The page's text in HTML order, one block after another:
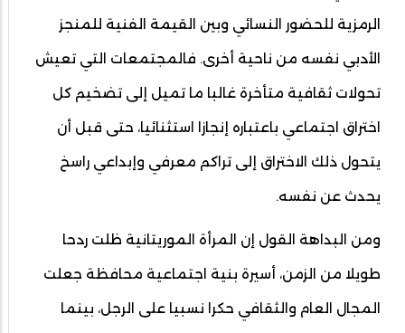
الرمزية للحضور النسائي وبين القيمة الفنية للمنجز
الأدبي نفسه من ناحية أخرى. فالمجتمعات التي تعيش
تحولات ثقافية متأخرة غالبا ما تميل إلى تضخيم كل
اختراق اجتماعي باعتباره إنجازا استثنائيا، حتى قبل أن
يتحول ذلك الاختراق إلى تراكم معرفي وإبداعي راسخ
يحدث عن نفسه.
ومن البداهة القول إن المرأة الموريتانية ظلت ردحا
طويلا من الزمن، أسيرة بنية اجتماعية محافظة جعلت
المجال العام والثقافي حكرا نسبيا على الرجل، بينما